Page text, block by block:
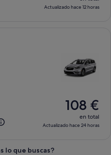
Actualizado hace 12 horas
108 €
en total
Actualizado hace 24 horas
lo que buscas?